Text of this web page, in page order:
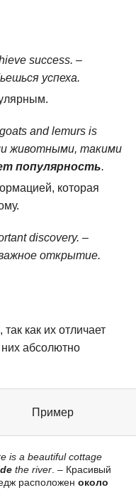
success. –
успеха.
and lemurs is
животными, такими
популярность.
которая
discovery. –
открытие.
как их отличает
абсолютно
Пример
is a beautiful cottage
the river . – Красивый
расположен около